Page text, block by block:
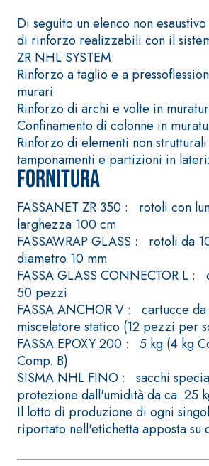
Di seguito un elenco non
di rinforzo realizzabili con il
ZR NHL SYSTEM:
Rinforzo a taglio e a
murari
Rinforzo di archi e volte in
Confinamento di colonne in
Rinforzo di elementi non
tamponamenti e partizioni in
Fornitura
FASSANET ZR 350 : rotoli con
larghezza 100 cm
FASSAWRAP GLASS : rotoli da
diametro 10 mm
FASSA GLASS CONNECTOR L :
50 pezzi
FASSA ANCHOR V : cartucce
miscelatore statico (12 pezzi per
FASSA EPOXY 200 : 5 kg (4 kg
Comp. B)
SISMA NHL FINO : sacchi
protezione dall'umidità da ca. 25
Il lotto di produzione di ogni
riportato nell'etichetta apposta su
Sistema RIPRISTINO DEL
CALCESTRUZZO
PRODOTTI TIXOTROPICI
GEOACTIVE R4 40
Malta rapida
contenente speciali
leganti solfatoresistenti,
polimero-modificata,
tixotropica,
fibrorinforzata, per la
passivazione,
riparazione, rasatura e
protezione di strutture
in calcestruzzo
Sistema ISOLAMENTO
TERMICO FASSATHERM
COLLANTI E RASANTI
A 96 RESPHIRA
Collante-rasante
alleggerito, fibrato, con